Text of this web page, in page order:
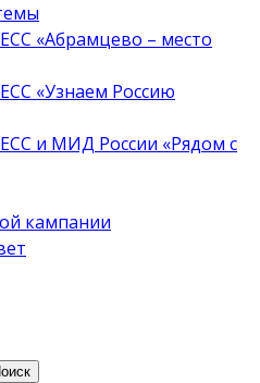
«Абрамцево – место
«Узнаем Россию
и МИД России «Рядом с
кампании